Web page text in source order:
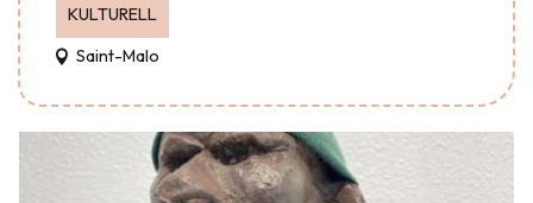
KULTURELL
Saint-Malo